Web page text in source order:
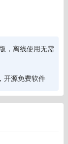
，离线使用无需
开源免费软件